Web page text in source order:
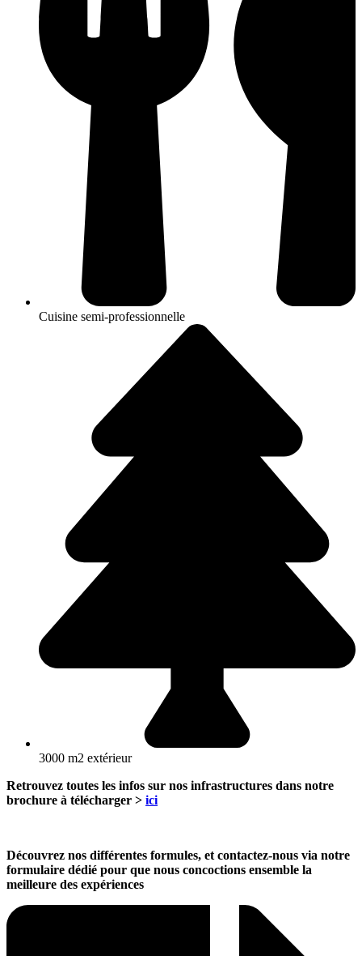
Cuisine semi-professionnelle
3000 m2 extérieur
Retrouvez toutes les infos sur nos infrastructures dans notre
brochure à télécharger > ici
Découvrez nos différentes formules, et contactez-nous via notre
formulaire dédié pour que nous concoctions ensemble la
meilleure des expériences